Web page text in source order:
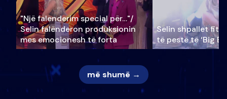
"Një falenderim special për…"/
Selin falënderon produksionin
mes emocionesh të forta
Selin shpallet
të pestë të ‘Big
më shumë →